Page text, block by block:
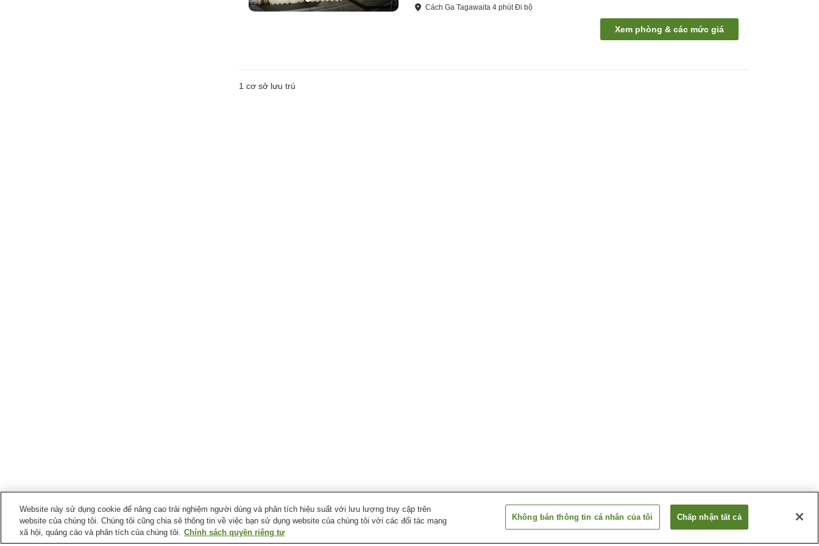
CáchGa Tagawaita 4 phútĐi bộ
Xem phòng & các mức giá
1 cơ sở lưu trú
Ga xe lửa tại Thành phố Tagawa
Website này sử dụng cookie để nâng cao trải nghiệm người dùng và phân tích hiệu suất với lưu lượng truy cập trên
website của chúng tôi. Chúng tôi cũng chia sẻ thông tin về việc bạn sử dụng website của chúng tôi với các đối tác mạng
xã hội, quảng cáo và phân tích của chúng tôi. Chính sách quyền riêng tư
Không bán thông tin cá nhân của tôi Chấp nhận tất cả